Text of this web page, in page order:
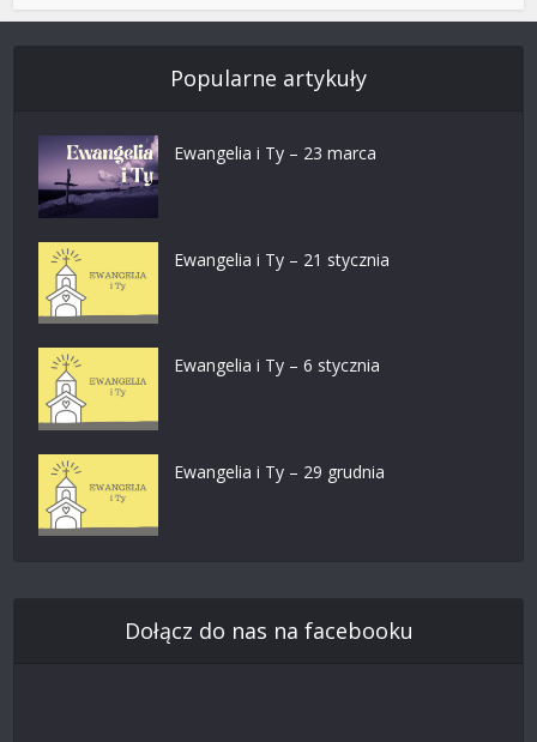
Popularne artykuły
Ewangelia i Ty – 23 marca
Ewangelia i Ty – 21 stycznia
Ewangelia i Ty – 6 stycznia
Ewangelia i Ty – 29 grudnia
Dołącz do nas na facebooku